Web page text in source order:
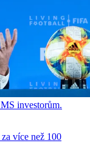
investorům.
více než 100